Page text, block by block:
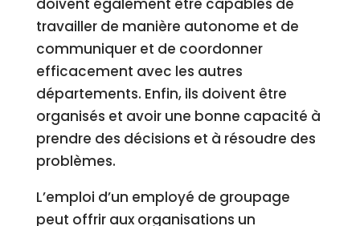
doivent également être capables de
travailler de manière autonome et de
communiquer et de coordonner
efficacement avec les autres
départements. Enfin, ils doivent être
organisés et avoir une bonne capacité à
prendre des décisions et à résoudre des
problèmes.
L’emploi d’un employé de groupage
peut offrir aux organisations un